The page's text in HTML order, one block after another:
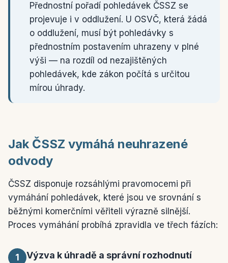
Přednostní pořadí pohledávek ČSSZ se
projevuje i v oddlužení. U OSVČ, která žádá
o oddlužení, musí být pohledávky s
přednostním postavením uhrazeny v plné
výši — na rozdíl od nezajištěných
pohledávek, kde zákon počítá s určitou
mírou úhrady.
Jak ČSSZ vymáhá neuhrazené
odvody
ČSSZ disponuje rozsáhlými pravomocemi při
vymáhání pohledávek, které jsou ve srovnání s
běžnými komerčními věřiteli výrazně silnější.
Proces vymáhání probíhá zpravidla ve třech fázích:
1 Výzva k úhradě a správní rozhodnutí